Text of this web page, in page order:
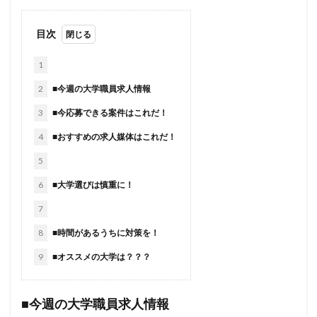
目次
1
2 ■今週の大学職員求人情報
3 ■今応募できる案件はこれだ！
4 ■おすすめの求人媒体はこれだ！
5
6 ■大学選びは慎重に！
7
8 ■時間があるうちに対策を！
9 ■オススメの大学は？？？
■今週の大学職員求人情報